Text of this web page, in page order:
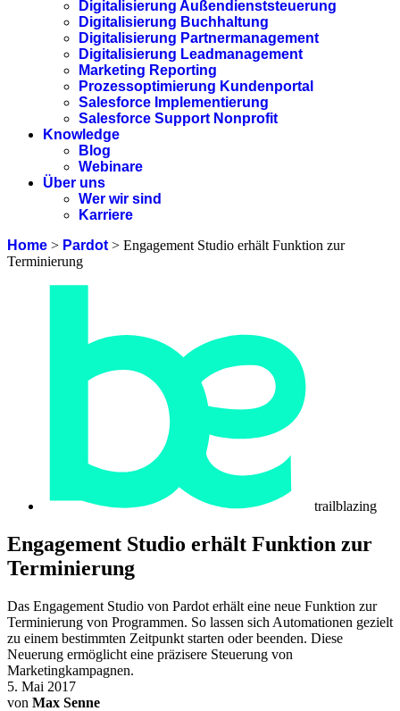
Digitalisierung Außendienststeuerung
Digitalisierung Buchhaltung
Digitalisierung Partnermanagement
Digitalisierung Leadmanagement
Marketing Reporting
Prozessoptimierung Kundenportal
Salesforce Implementierung
Salesforce Support Nonprofit
Knowledge
Blog
Webinare
Über uns
Wer wir sind
Karriere
Home > Pardot > Engagement Studio erhält Funktion zur
Terminierung
trailblazing
Engagement Studio erhält Funktion zur
Terminierung
Das Engagement Studio von Pardot erhält eine neue Funktion zur
Terminierung von Programmen. So lassen sich Automationen gezielt
zu einem bestimmten Zeitpunkt starten oder beenden. Diese
Neuerung ermöglicht eine präzisere Steuerung von
Marketingkampagnen.
5. Mai 2017
von Max Senne